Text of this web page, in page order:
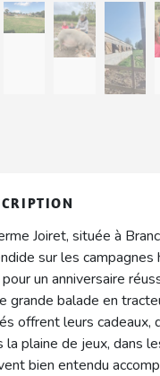
Joiret, située à
sur les campagnes
un anniversaire
grande balade en
offrent leurs cadeaux,
la plaine de jeux, dans
bien entendu